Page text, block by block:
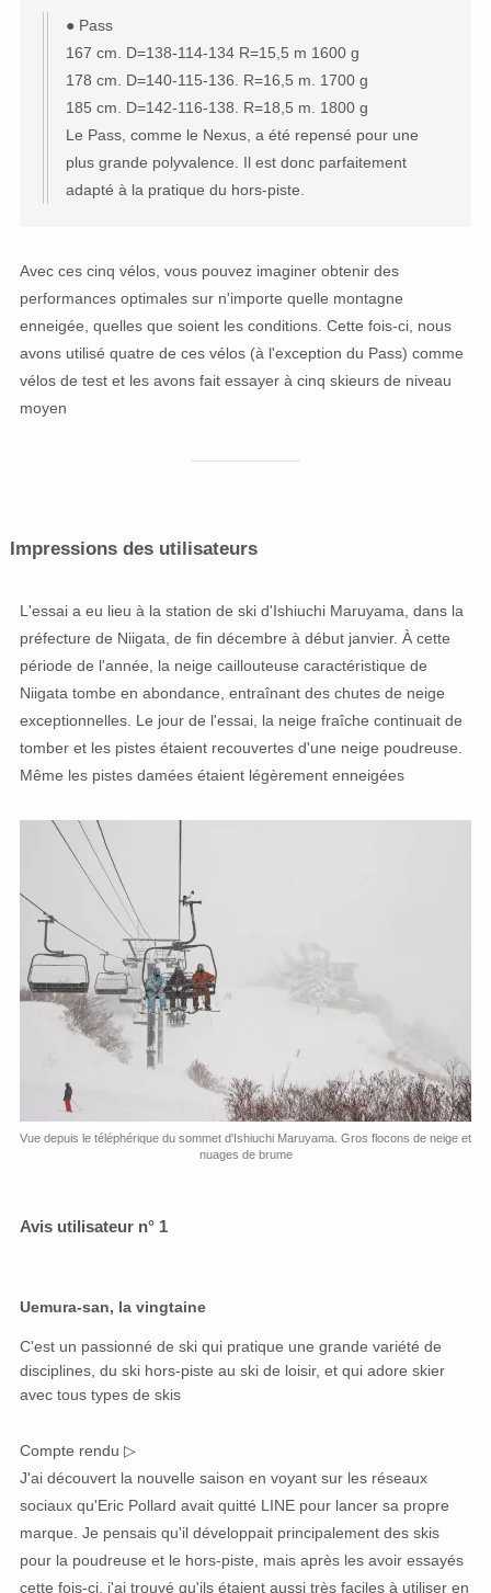
● Pass
167 cm. D=138-114-134 R=15,5 m 1600 g
178 cm. D=140-115-136. R=16,5 m. 1700 g
185 cm. D=142-116-138. R=18,5 m. 1800 g
Le Pass, comme le Nexus, a été repensé pour une
plus grande polyvalence. Il est donc parfaitement
adapté à la pratique du hors-piste.
Avec ces cinq vélos, vous pouvez imaginer obtenir des
performances optimales sur n'importe quelle montagne
enneigée, quelles que soient les conditions. Cette fois-ci, nous
avons utilisé quatre de ces vélos (à l'exception du Pass) comme
vélos de test et les avons fait essayer à cinq skieurs de niveau
moyen
Impressions des utilisateurs
L'essai a eu lieu à la station de ski d'Ishiuchi Maruyama, dans la
préfecture de Niigata, de fin décembre à début janvier. À cette
période de l'année, la neige caillouteuse caractéristique de
Niigata tombe en abondance, entraînant des chutes de neige
exceptionnelles. Le jour de l'essai, la neige fraîche continuait de
tomber et les pistes étaient recouvertes d'une neige poudreuse.
Même les pistes damées étaient légèrement enneigées
Vue depuis le téléphérique du sommet d'Ishiuchi Maruyama. Gros flocons de neige et
nuages ​​de brume
Avis utilisateur n° 1
Uemura-san, la vingtaine
C'est un passionné de ski qui pratique une grande variété de
disciplines, du ski hors-piste au ski de loisir, et qui adore skier
avec tous types de skis
Compte rendu ▷
J'ai découvert la nouvelle saison en voyant sur les réseaux
sociaux qu'Eric Pollard avait quitté LINE pour lancer sa propre
marque. Je pensais qu'il développait principalement des skis
pour la poudreuse et le hors-piste, mais après les avoir essayés
cette fois-ci, j'ai trouvé qu'ils étaient aussi très faciles à utiliser en